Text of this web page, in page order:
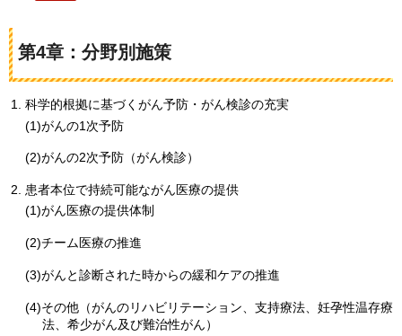
第4章：分野別施策
科学的根拠に基づくがん予防・がん検診の充実
(1)がんの1次予防
(2)がんの2次予防（がん検診）
患者本位で持続可能ながん医療の提供
(1)がん医療の提供体制
(2)チーム医療の推進
(3)がんと診断された時からの緩和ケアの推進
(4)その他（がんのリハビリテーション、支持療法、妊孕性温存療
法、希少がん及び難治性がん）